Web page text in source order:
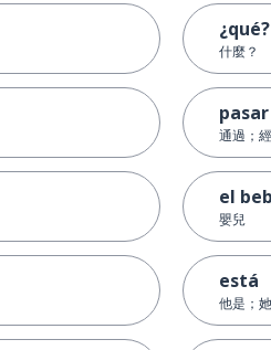
¿qué?
什麼？
pasar
通過；
el
嬰兒
está
他是；